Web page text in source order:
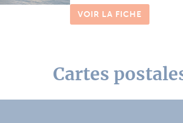
VOIR LA FICHE
Cartes